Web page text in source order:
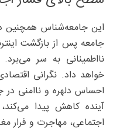
این جامعه‌شناس همچنین
جامعه پس از بازگشت
نااطمینانی به سر
خواهد داد. نگرانی
احساس دلهره و ناامنی در
آینده کاهش پیدا می‌کند،
اجتماعی، مهاجرت و فرار